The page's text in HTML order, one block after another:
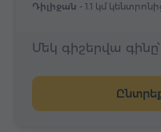
Դիլիջան - 1.1 կմ
Մեկ գիշերվա